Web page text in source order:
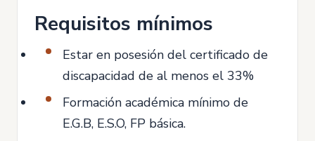
Requisitos mínimos
Estar en posesión del certificado de
discapacidad de al menos el 33%
Formación académica mínimo de
E.G.B, E.S.O, FP básica.